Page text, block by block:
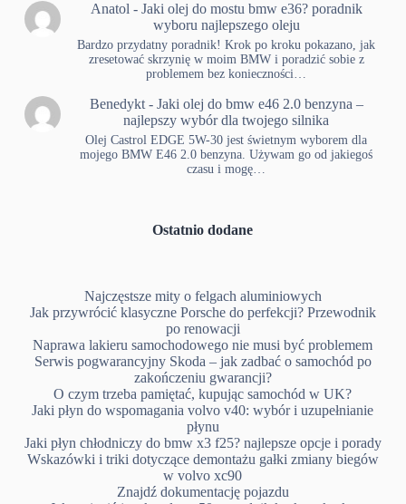
Anatol - Jaki olej do mostu bmw e36? poradnik
wyboru najlepszego oleju
Bardzo przydatny poradnik! Krok po kroku pokazano, jak
zresetować skrzynię w moim BMW i poradzić sobie z
problemem bez konieczności…
Benedykt- Jaki olej do bmw e46 2.0 benzyna –
najlepszy wybór dla twojego silnika
Olej Castrol EDGE 5W-30 jest świetnym wyborem dla
mojego BMW E46 2.0 benzyna. Używam go od jakiegoś
czasu i mogę…
Ostatnio dodane
Najczęstsze mity o felgach aluminiowych
Jak przywrócić klasyczne Porsche do perfekcji? Przewodnik
po renowacji
Naprawa lakieru samochodowego nie musi być problemem
Serwis pogwarancyjny Skoda – jak zadbać o samochód po
zakończeniu gwarancji?
O czym trzeba pamiętać, kupując samochód w UK?
Jaki płyn do wspomagania volvo v40: wybór i uzupełnianie
płynu
Jaki płyn chłodniczy do bmw x3 f25? najlepsze opcje i porady
Wskazówki i triki dotyczące demontażu gałki zmiany biegów
w volvo xc90
Znajdź dokumentację pojazdu